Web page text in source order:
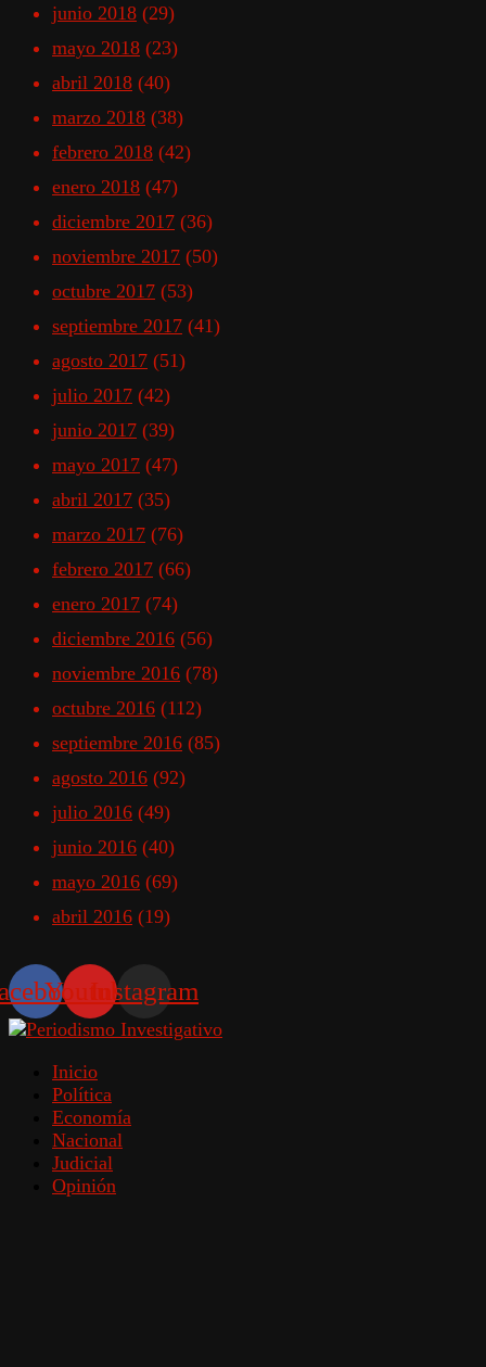
junio 2018 (29)
mayo 2018 (23)
abril 2018 (40)
marzo 2018 (38)
febrero 2018 (42)
enero 2018 (47)
diciembre 2017 (36)
noviembre 2017 (50)
octubre 2017 (53)
septiembre 2017 (41)
agosto 2017 (51)
julio 2017 (42)
junio 2017 (39)
mayo 2017 (47)
abril 2017 (35)
marzo 2017 (76)
febrero 2017 (66)
enero 2017 (74)
diciembre 2016 (56)
noviembre 2016 (78)
octubre 2016 (112)
septiembre 2016 (85)
agosto 2016 (92)
julio 2016 (49)
junio 2016 (40)
mayo 2016 (69)
abril 2016 (19)
YoutubeInstagram
Inicio
Política
Economía
Nacional
Judicial
Opinión